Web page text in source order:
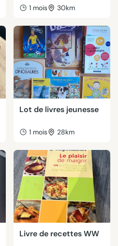
1 mois 30km
Lot de livres jeunesse
1 mois 28km
Livre de recettes WW